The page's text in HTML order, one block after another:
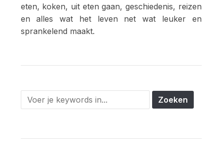
eten, koken, uit eten gaan, geschiedenis, reizen
en alles wat het leven net wat leuker en
sprankelend maakt.